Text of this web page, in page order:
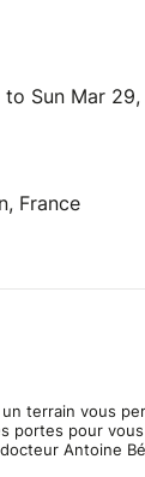
Sun Mar
France
terrain vous
portes pour
Antoine